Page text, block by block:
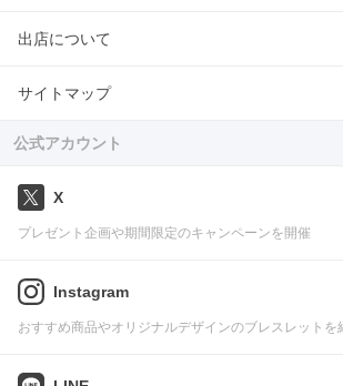
出店について
サイトマップ
公式アカウント
X
プレゼント企画や期間限定のキャンペーンを開催
Instagram
おすすめ商品やオリジナルデザインのブレスレットを